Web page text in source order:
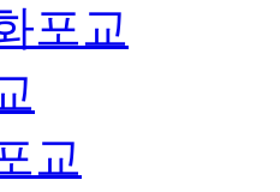
포교
교